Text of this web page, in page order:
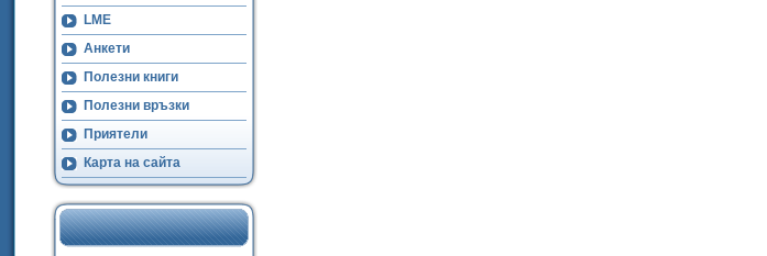
LME
Анкети
Полезни книги
Полезни връзки
Приятели
Карта на сайта